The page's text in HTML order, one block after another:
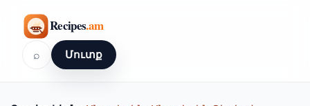
⌕ Մուտք